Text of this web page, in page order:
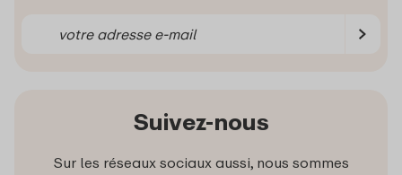
Suivez-nous
Sur les réseaux sociaux aussi, nous sommes